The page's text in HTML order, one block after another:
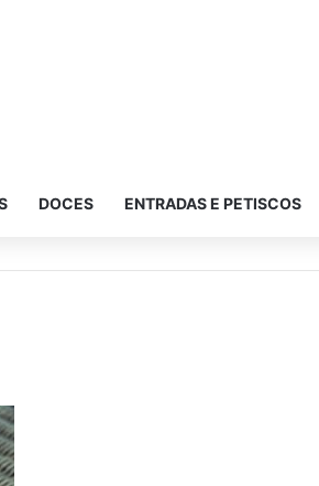
DOCES ENTRADAS E PETISCOS